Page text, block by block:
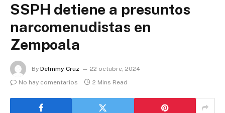
SSPH detiene a presuntos
narcomenudistas en
Zempoala
By Delmmy Cruz
22 octubre, 2024
No hay comentarios
2 Mins Read